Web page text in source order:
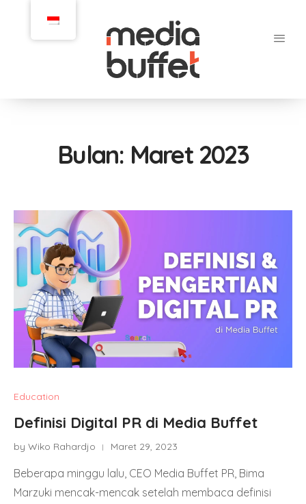
Bulan: Maret 2023
Education
Definisi Digital PR di Media Buffet
by Wiko Rahardjo Maret 29, 2023
Beberapa minggu lalu, CEO Media Buffet PR, Bima
Marzuki mencak-mencak setelah membaca definisi